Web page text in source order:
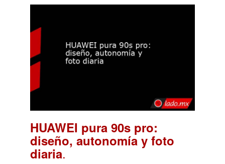
HUAWEI pura 90s pro:
diseño, autonomía y foto
diaria.